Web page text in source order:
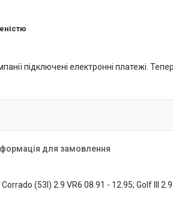
підключені електронні платежі.
для замовлення
(53I) 2.9 VR6 08.91 - 12.95; Golf III